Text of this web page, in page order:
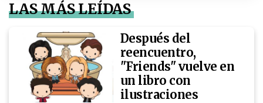
LAS MÁS LEÍDAS
Después del
reencuentro,
"Friends" vuelve en
un libro con
ilustraciones